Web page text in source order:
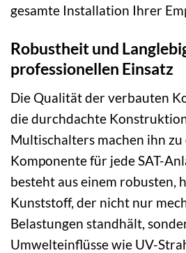
gesamte Installation Ihrer
Robustheit und
professionellen Einsatz
Die Qualität der verbauten
die durchdachte
Multischalters machen ihn
Komponente für jede SAT-
besteht aus einem robusten,
Kunststoff, der nicht nur
Belastungen standhält,
Umwelteinflüsse wie UV-